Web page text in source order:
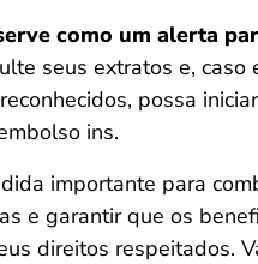
como um alerta
seus extratos e, caso
possa
ins.
importante para
e garantir que os
direitos respeitados.